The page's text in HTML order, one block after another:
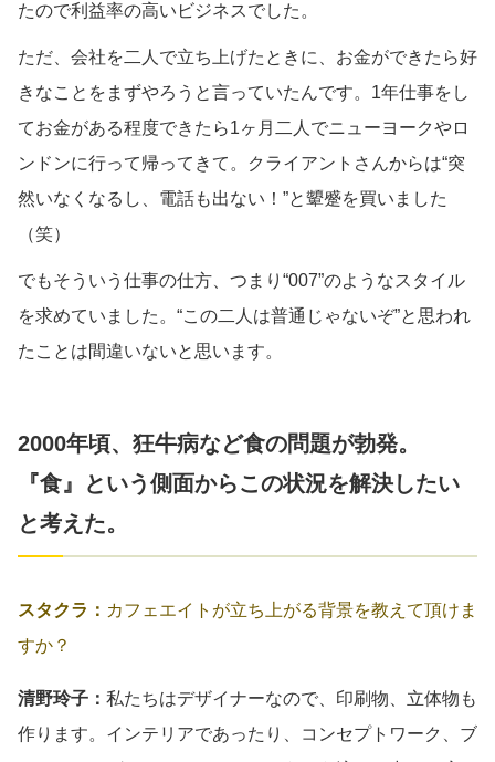
たので利益率の高いビジネスでした。
ただ、会社を二人で立ち上げたときに、お金ができたら好
きなことをまずやろうと言っていたんです。1年仕事をし
てお金がある程度できたら1ヶ月二人でニューヨークやロ
ンドンに行って帰ってきて。クライアントさんからは“突
然いなくなるし、電話も出ない！”と顰蹙を買いました
（笑）
でもそういう仕事の仕方、つまり“007”のようなスタイル
を求めていました。“この二人は普通じゃないぞ”と思われ
たことは間違いないと思います。
2000年頃、狂牛病など食の問題が勃発。
『食』という側面からこの状況を解決したい
と考えた。
スタクラ： カフェエイトが立ち上がる背景を教えて頂けま
すか？
清野玲子： 私たちはデザイナーなので、印刷物、立体物も
作ります。インテリアであったり、コンセプトワーク、ブ